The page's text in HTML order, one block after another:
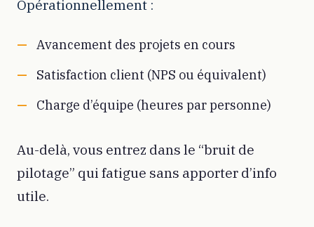
Opérationnellement :
Avancement des projets en cours
Satisfaction client (NPS ou équivalent)
Charge d’équipe (heures par personne)
Au-delà, vous entrez dans le “bruit de
pilotage” qui fatigue sans apporter d’info
utile.